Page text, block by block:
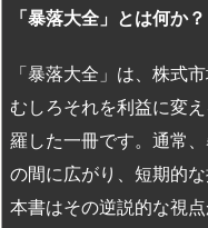
「暴落大全」とは何か？
「暴落大全」は、株式
むしろそれを利益に変
羅した一冊です。通常
の間に広がり、短期的
本書はその逆説的な視